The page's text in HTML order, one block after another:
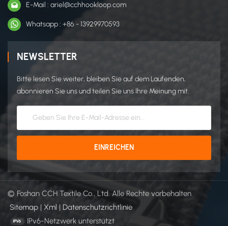
E-Mail : ariel@cchhookloop.com
Whatsapp : +86 - 13929970593
NEWSLETTER
Bitte lesen Sie weiter, bleiben Sie auf dem Laufenden,
abonnieren Sie uns und teilen Sie uns Ihre Meinung mit.
© Foshan CCH Textile Co., Ltd. Alle Rechte vorbehalten.
Sitemap | Xml | Datenschutzrichtlinie
IPv6-Netzwerk unterstützt